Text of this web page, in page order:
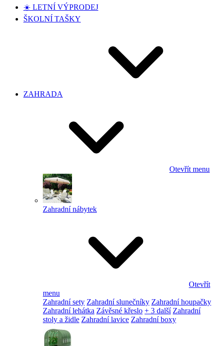
☀️ LETNÍ VÝPRODEJ
ŠKOLNÍ TAŠKY
ZAHRADA
Otevřít menu
Zahradní nábytek
Otevřít
menu
Zahradní sety Zahradní slunečníky Zahradní houpačky
Zahradní lehátka Závěsné křeslo + 3 další Zahradní
stoly a židle Zahradní lavice Zahradní boxy